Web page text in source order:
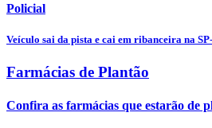
Policial
Veículo sai da pista e cai em ribanceira na
Farmácias de Plantão
Confira as farmácias que estarão de